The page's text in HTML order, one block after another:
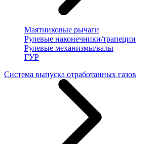
Маятниковые рычаги
Рулевые наконечники/трапеции
Рулевые механизмы/валы
ГУР
Система выпуска отработанных газов